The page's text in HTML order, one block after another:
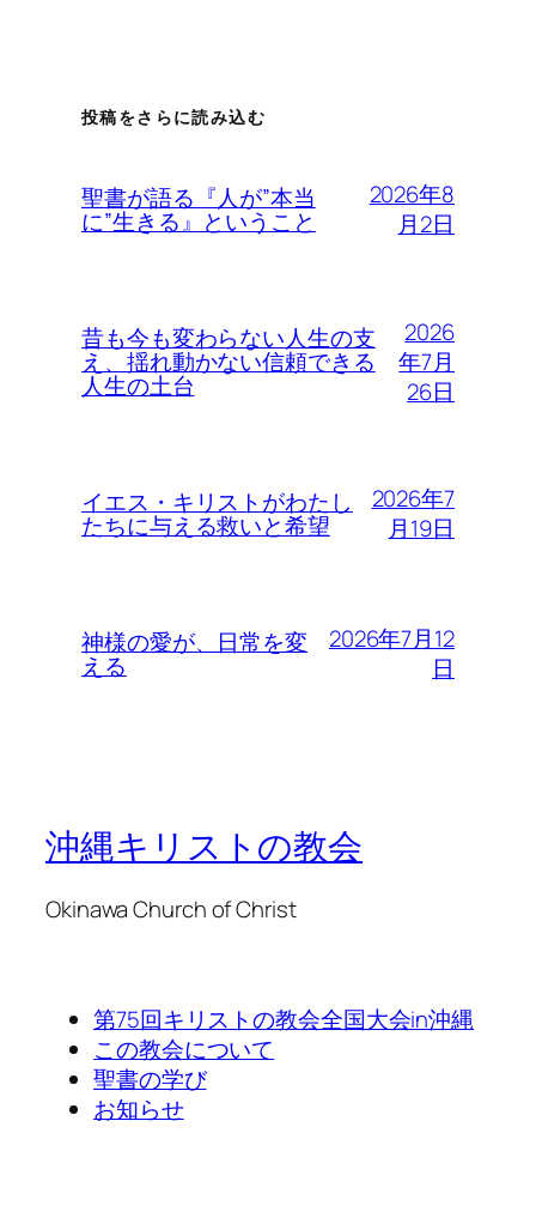
投稿をさらに読み込む
聖書が語る『人が”本当
に”生きる』ということ
2026年8
月2日
昔も今も変わらない人生の支
え、揺れ動かない信頼できる
人生の土台
2026
年7月
26日
イエス・キリストがわたし
たちに与える救いと希望
2026年7
月19日
神様の愛が、日常を変
える
2026年7月12
日
沖縄キリストの教会
Okinawa Church of Christ
第75回キリストの教会全国大会in沖縄
この教会について
聖書の学び
お知らせ